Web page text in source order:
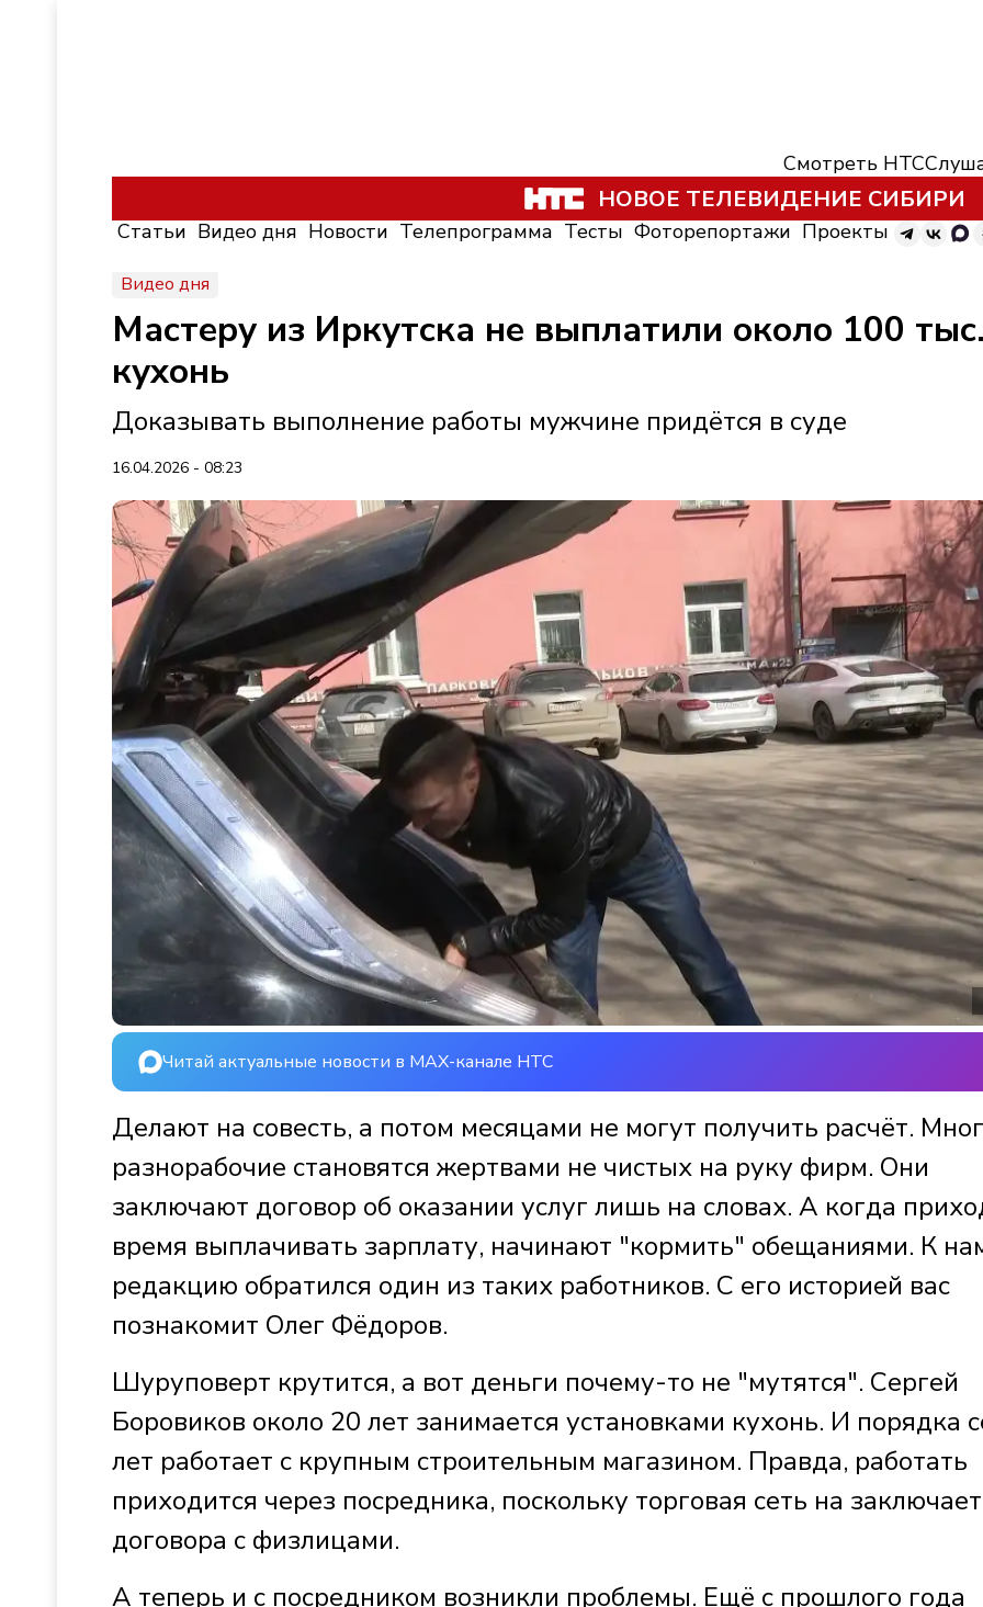
Смотреть НТС
НОВОЕ ТЕЛЕВИДЕНИЕ СИБИРИ
Статьи Видео дня Новости Телепрограмма Тесты Фоторепортажи Проекты
Видео дня
Мастеру из Иркутска не выплатили около 100
кухонь
Доказывать выполнение работы мужчине придётся в суде
16.04.2026 - 08:23
Читай актуальные новости в MAX-канале НТС
Делают на совесть, а потом месяцами не могут получить расчёт.
разнорабочие становятся жертвами не чистых на руку фирм. Они
заключают договор об оказании услуг лишь на словах. А когда
время выплачивать зарплату, начинают "кормить" обещаниями. К
редакцию обратился один из таких работников. С его историей вас
познакомит Олег Фёдоров.
Шуруповерт крутится, а вот деньги почему-то не "мутятся". Сергей
Боровиков около 20 лет занимается установками кухонь. И порядка
лет работает с крупным строительным магазином. Правда, работать
приходится через посредника, поскольку торговая сеть на заключает
договора с физлицами.
А теперь и с посредником возникли проблемы. Ещё с прошлого года